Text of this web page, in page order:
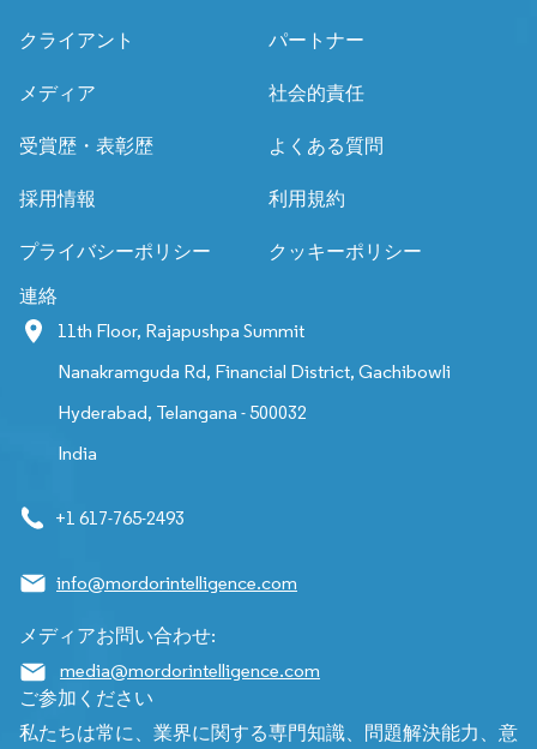
クライアント パートナー
メディア 社会的責任
受賞歴・表彰歴 よくある質問
採用情報 利用規約
プライバシーポリシー クッキーポリシー
連絡
11th Floor, Rajapushpa Summit
Nanakramguda Rd, Financial District, Gachibowli
Hyderabad, Telangana - 500032
India
+1 617-765-2493
info@mordorintelligence.com
メディアお問い合わせ:
media@mordorintelligence.com
ご参加ください
私たちは常に、業界に関する専門知識、問題解決能力、意